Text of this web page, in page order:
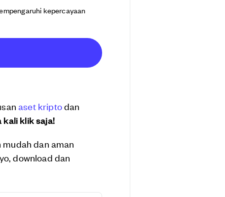
kepercayaan
aset kriptodan
kali klik saja!
dan aman
download dan